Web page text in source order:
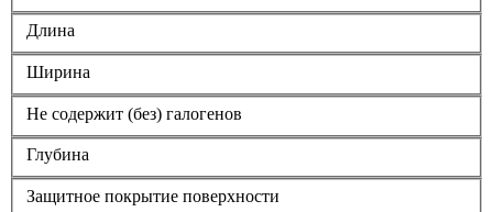
Длина
Ширина
Не содержит (без) галогенов
Глубина
Защитное покрытие поверхности